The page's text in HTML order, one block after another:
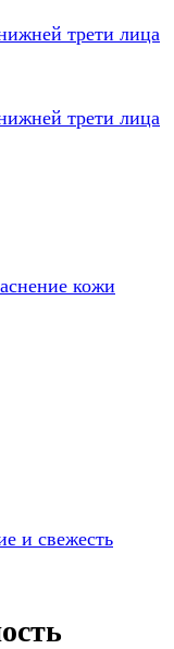
трети лица
трети лица
кожи
и свежесть